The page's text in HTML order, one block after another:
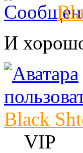
И
Black
VIP